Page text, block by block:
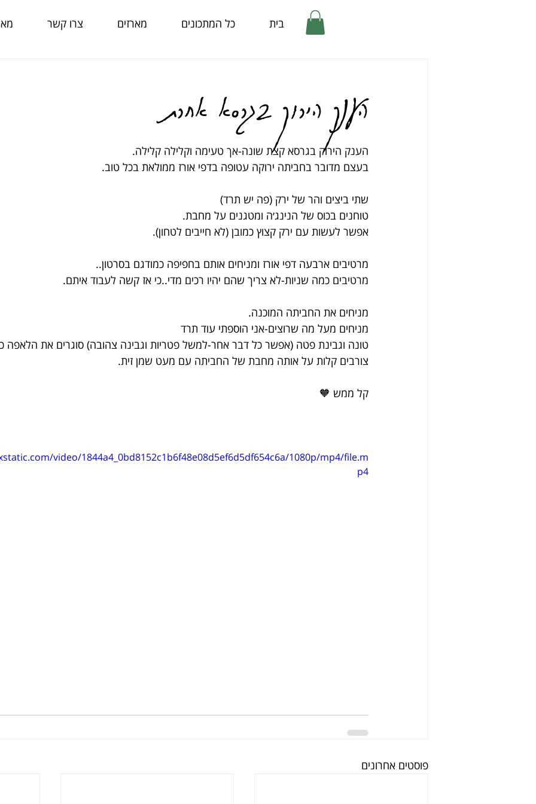
בית כל המתכונים מארזים צרו קשר
הענק הירוק בגרסא אחרת
הענק הירוק בגרסא קצת שונה-אך טעימה וקלילה קלילה.
בעצם מדובר בחביתה ירוקה עטופה בדפי אורז ממולאת בכל טוב.
שתי ביצים והר של ירק (פה יש תרד)
טוחנים בכוס של הנינג׳ה ומטגנים על מחבת.
אפשר לעשות עם ירק קצוץ כמובן (לא חייבים לטחון).
מרטיבים ארבעה דפי אורז ומניחים אותם בחפיפה כמודגם בסרטון..
מרטיבים כמה שניות-לא צריך שהם יהיו רכים מדי..כי אז קשה לעבוד איתם.
מניחים את החביתה המוכנה.
מניחים מעל מה שרוצים-אני הוספתי עוד תרד
טונה וגבינת פטה (אפשר כל דבר אחר-למשל פטריות וגבינה צהובה) סוגרים את הלאפה
צורבים קלות על אותה מחבת של החביתה עם מעט שמן זית.
קל ממש 🧡
video/1844a4_0bd8152c1b6f48e08d5ef6d5df654c6a/1080p/mp4/file.m
p4
פוסטים אחרונים